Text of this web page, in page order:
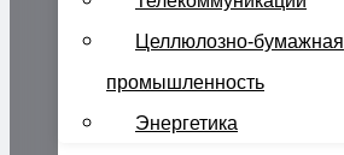
Целлюлозно-бумажная
промышленность
Энергетика